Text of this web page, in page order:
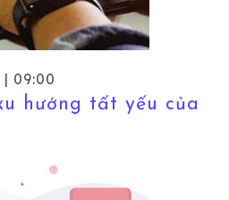
09:00
hướng tất yếu của